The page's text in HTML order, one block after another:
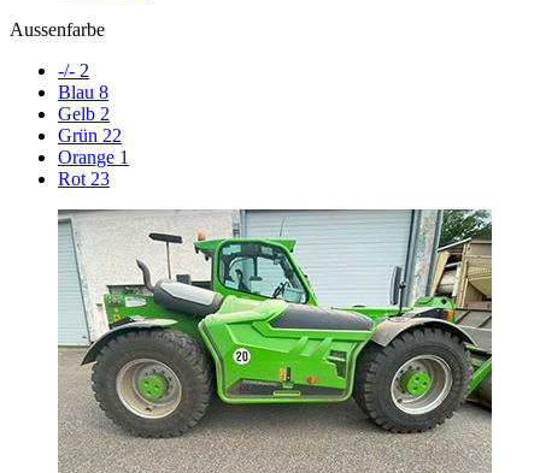
Aussenfarbe
-/- 2
Blau 8
Gelb 2
Grün 22
Orange 1
Rot 23